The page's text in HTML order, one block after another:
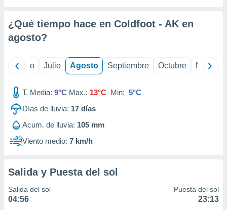
e
de
¿Qué tiempo hace en Coldfoot - AK en
agosto?
Junio Julio Agosto Septiembre Octubre
T. Media: 9°C Max.: 13°C Min: 5°C
Días de lluvia: 17 días
Acum. de lluvia: 105 mm
Viento medio: 7 km/h
Salida y Puesta del sol
Salida del sol
04:56
Puesta del sol
23:13